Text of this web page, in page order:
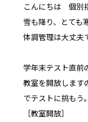
こんにちは 個別
雪も降り、とても
体調管理は大丈夫
学年末テスト直前
教室を開放します
でテストに挑もう。
［教室開放］